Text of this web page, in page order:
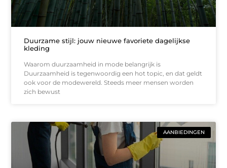
Duurzame stijl: jouw nieuwe favoriete dagelijkse
kleding
Waarom duurzaamheid in mode belangrijk is
Duurzaamheid is tegenwoordig een hot topic, en dat geldt
ook voor de modewereld. Steeds meer mensen worden
zich bewust
AANBIEDINGEN